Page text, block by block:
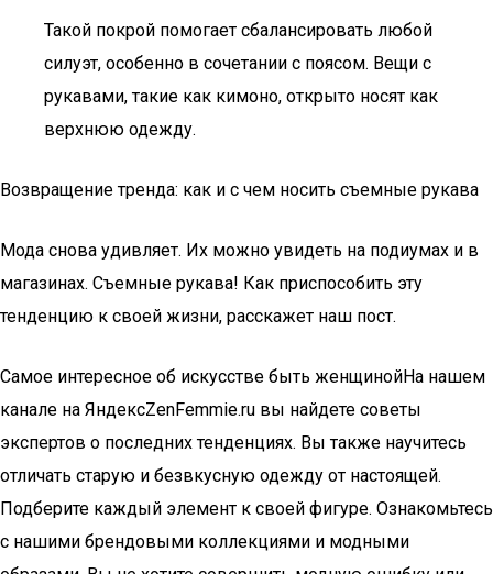
Такой покрой помогает сбалансировать любой
силуэт, особенно в сочетании с поясом. Вещи с
рукавами, такие как кимоно, открыто носят как
верхнюю одежду.
Возвращение тренда: как и с чем носить съемные рукава
Мода снова удивляет. Их можно увидеть на подиумах и в
магазинах. Съемные рукава! Как приспособить эту
тенденцию к своей жизни, расскажет наш пост.
Самое интересное об искусстве быть женщинойНа нашем
канале на ЯндексZenFemmie.ru вы найдете советы
экспертов о последних тенденциях. Вы также научитесь
отличать старую и безвкусную одежду от настоящей.
Подберите каждый элемент к своей фигуре. Ознакомьтесь
с нашими брендовыми коллекциями и модными